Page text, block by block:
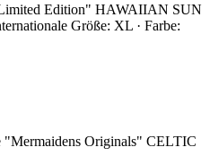
Edition" HAWAIIAN SUN
Größe: XL · Farbe: